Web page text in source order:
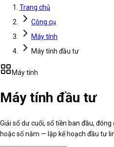
Trang chủ
Công cụ
Máy tính
Máy tính đầu tư
Máy tính
Máy tính đầu tư
Giải số dư cuối, số tiền ban đầu,
hoặc số năm — lập kế hoạch đầu tư